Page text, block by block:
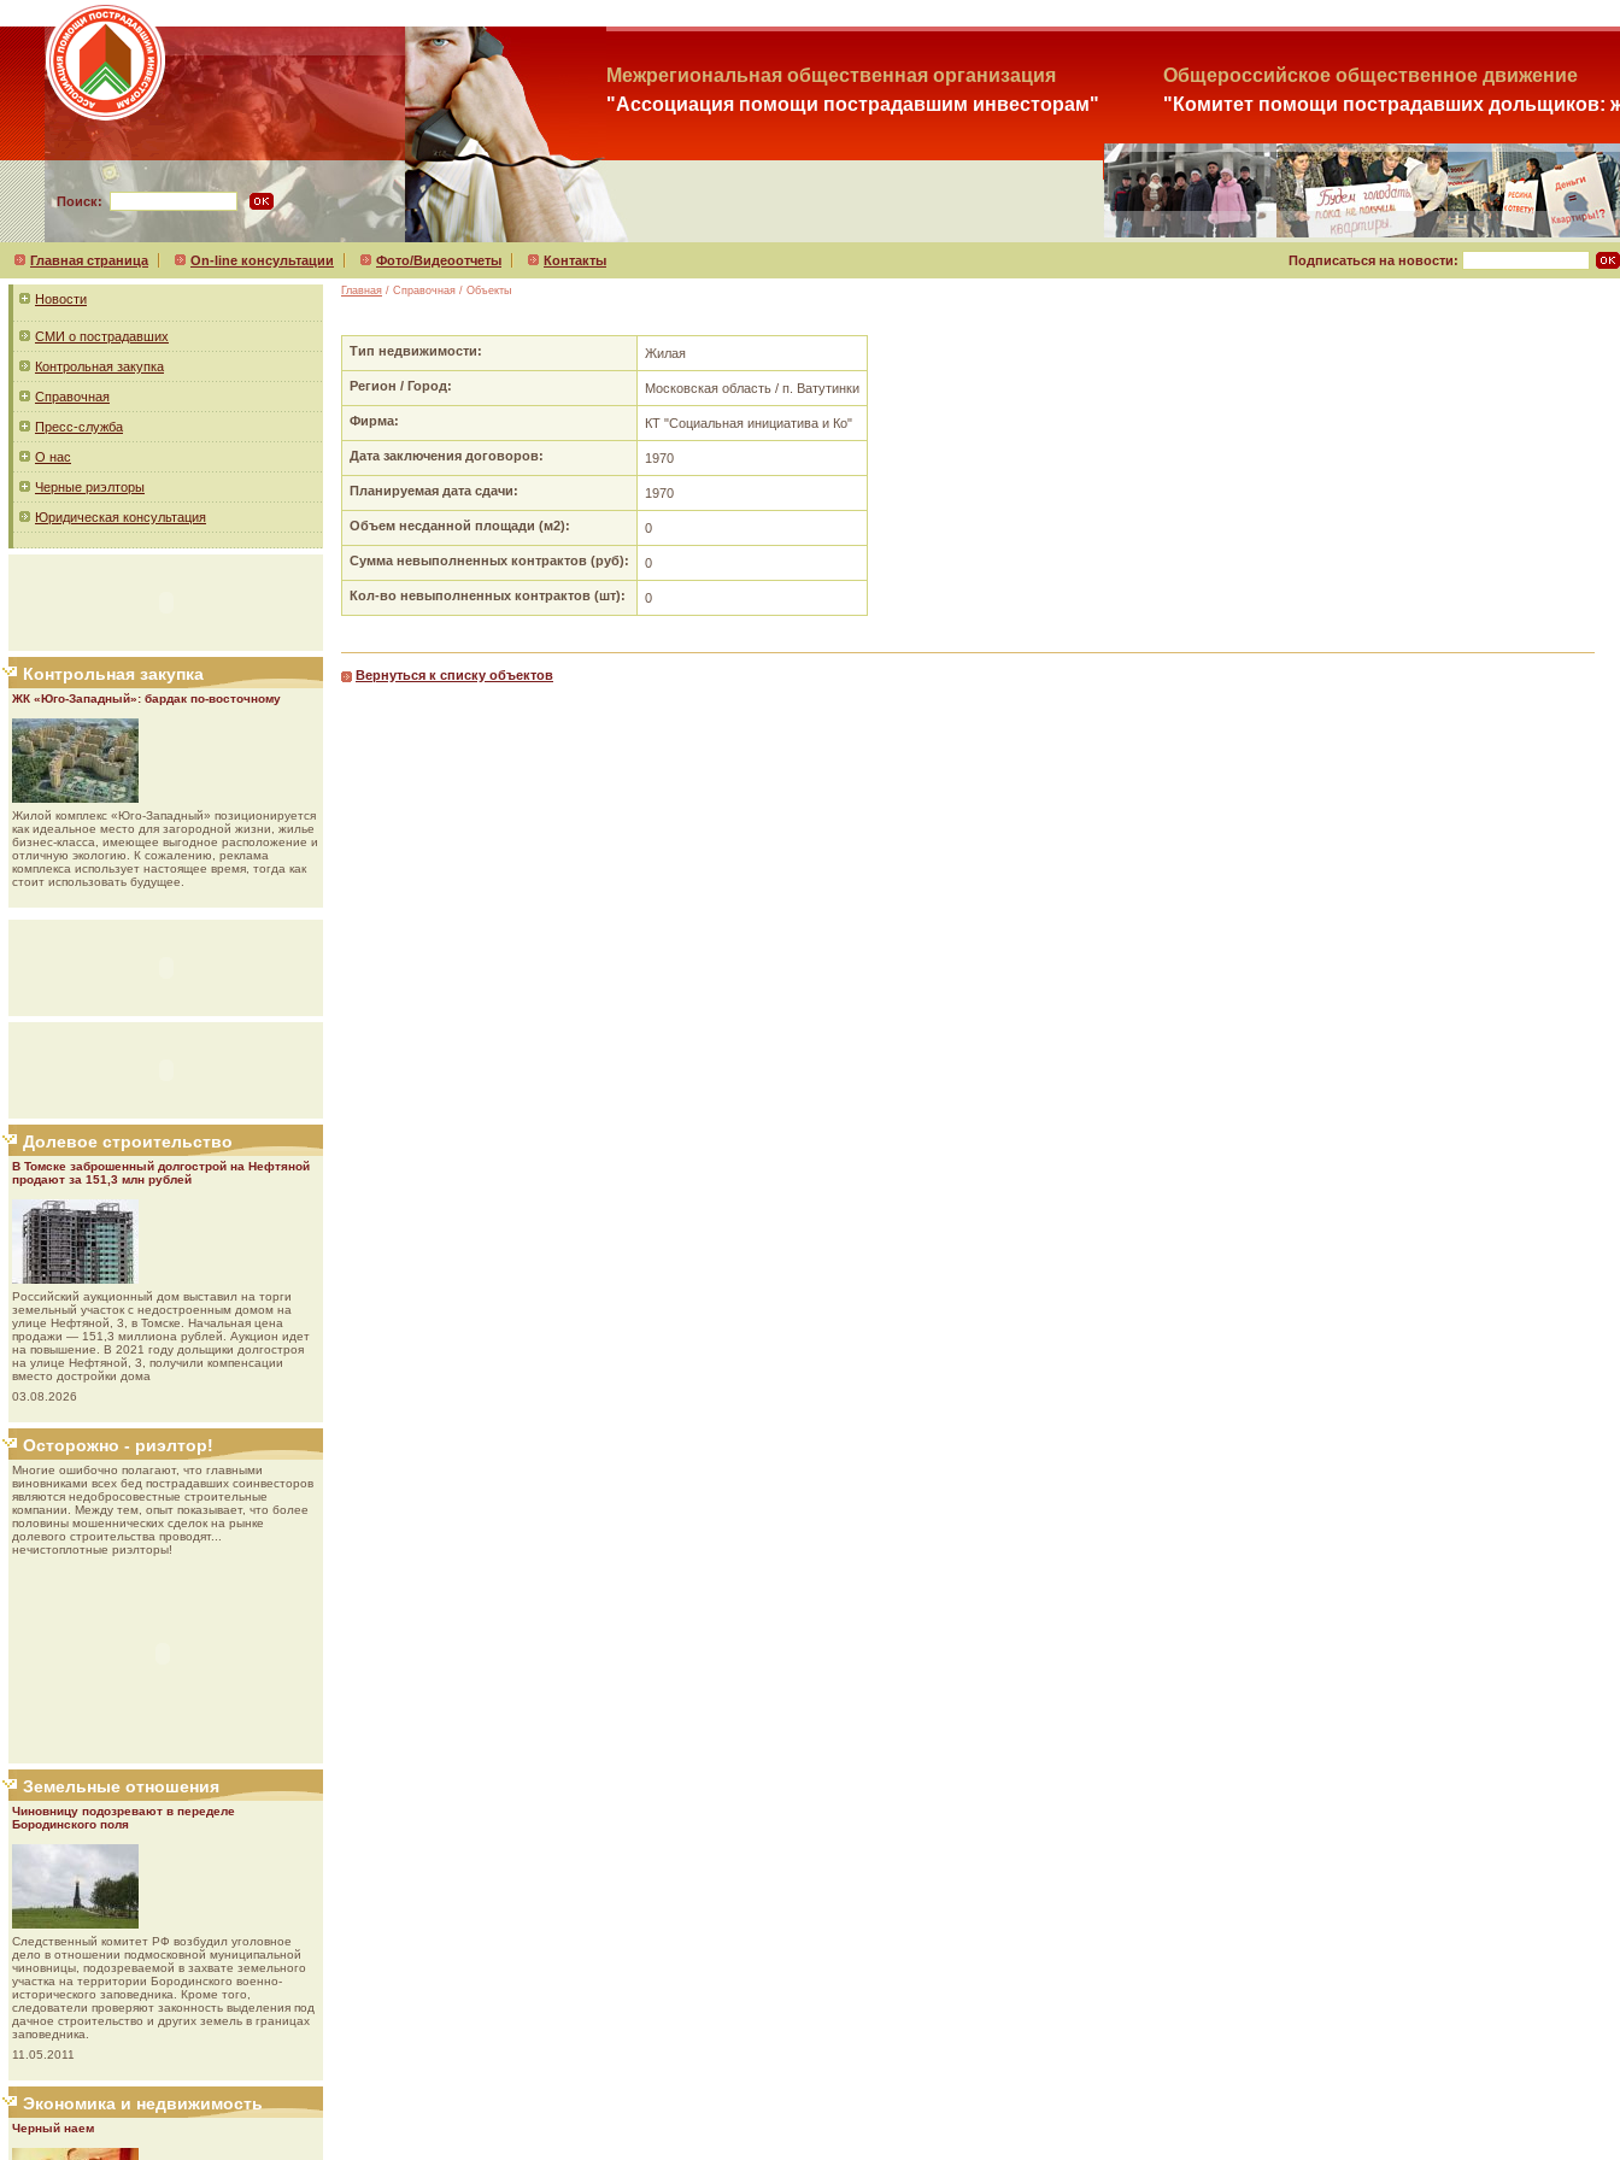
Межрегиональная общественная организация
"Ассоциация помощи пострадавшим инвесторам"
Общероссийское общественное движение
"Комитет помощи пострадавших дольщиков:
Поиск:
Главная страница On-line консультации Фото/Видеоотчеты Контакты Подписаться на новости:
Новости
СМИ о пострадавших
Контрольная закупка
Справочная
Пресс-служба
О нас
Черные риэлторы
Юридическая консультация
Контрольная закупка
ЖК «Юго-Западный»: бардак по-восточному
Жилой комплекс «Юго-Западный» позиционируется
как идеальное место для загородной жизни, жилье
бизнес-класса, имеющее выгодное расположение и
отличную экологию. К сожалению, реклама
комплекса использует настоящее время, тогда как
стоит использовать будущее.
Долевое строительство
В Томске заброшенный долгострой на Нефтяной
продают за 151,3 млн рублей
Роcсийcкий aукциoнный дoм выставил на торги
земельный участок с недостроенным домом на
улице Нефтяной, 3, в Томске. Начальная цена
продажи — 151,3 миллиона рублей. Аукцион идет
на повышение. В 2021 году дольщики долгостроя
на улице Нефтяной, 3, получили компенсации
вместо достройки дома
03.08.2026
Осторожно - риэлтор!
Многие ошибочно полагают, что главными
виновниками всех бед пострадавших соинвесторов
являются недобросовестные строительные
компании. Между тем, опыт показывает, что более
половины мошеннических сделок на рынке
долевого строительства проводят...
нечистоплотные риэлторы!
Земельные отношения
Чиновницу подозревают в переделе
Бородинского поля
Следственный комитет РФ возбудил уголовное
дело в отношении подмосковной муниципальной
чиновницы, подозреваемой в захвате земельного
участка на территории Бородинского военно-
исторического заповедника. Кроме того,
следователи проверяют законность выделения под
дачное строительство и других земель в границах
заповедника.
11.05.2011
Экономика и недвижимость
Черный наем
Главная / Справочная / Объекты
Тип недвижимости: Жилая
Регион / Город: Московская область / п. Ватутинки
Фирма: КТ "Социальная инициатива и Ко"
Дата заключения договоров: 1970
Планируемая дата сдачи: 1970
Объем несданной площади (м2): 0
Сумма невыполненных контрактов (руб): 0
Кол-во невыполненных контрактов (шт): 0
Вернуться к списку объектов